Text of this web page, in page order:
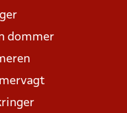
dommer